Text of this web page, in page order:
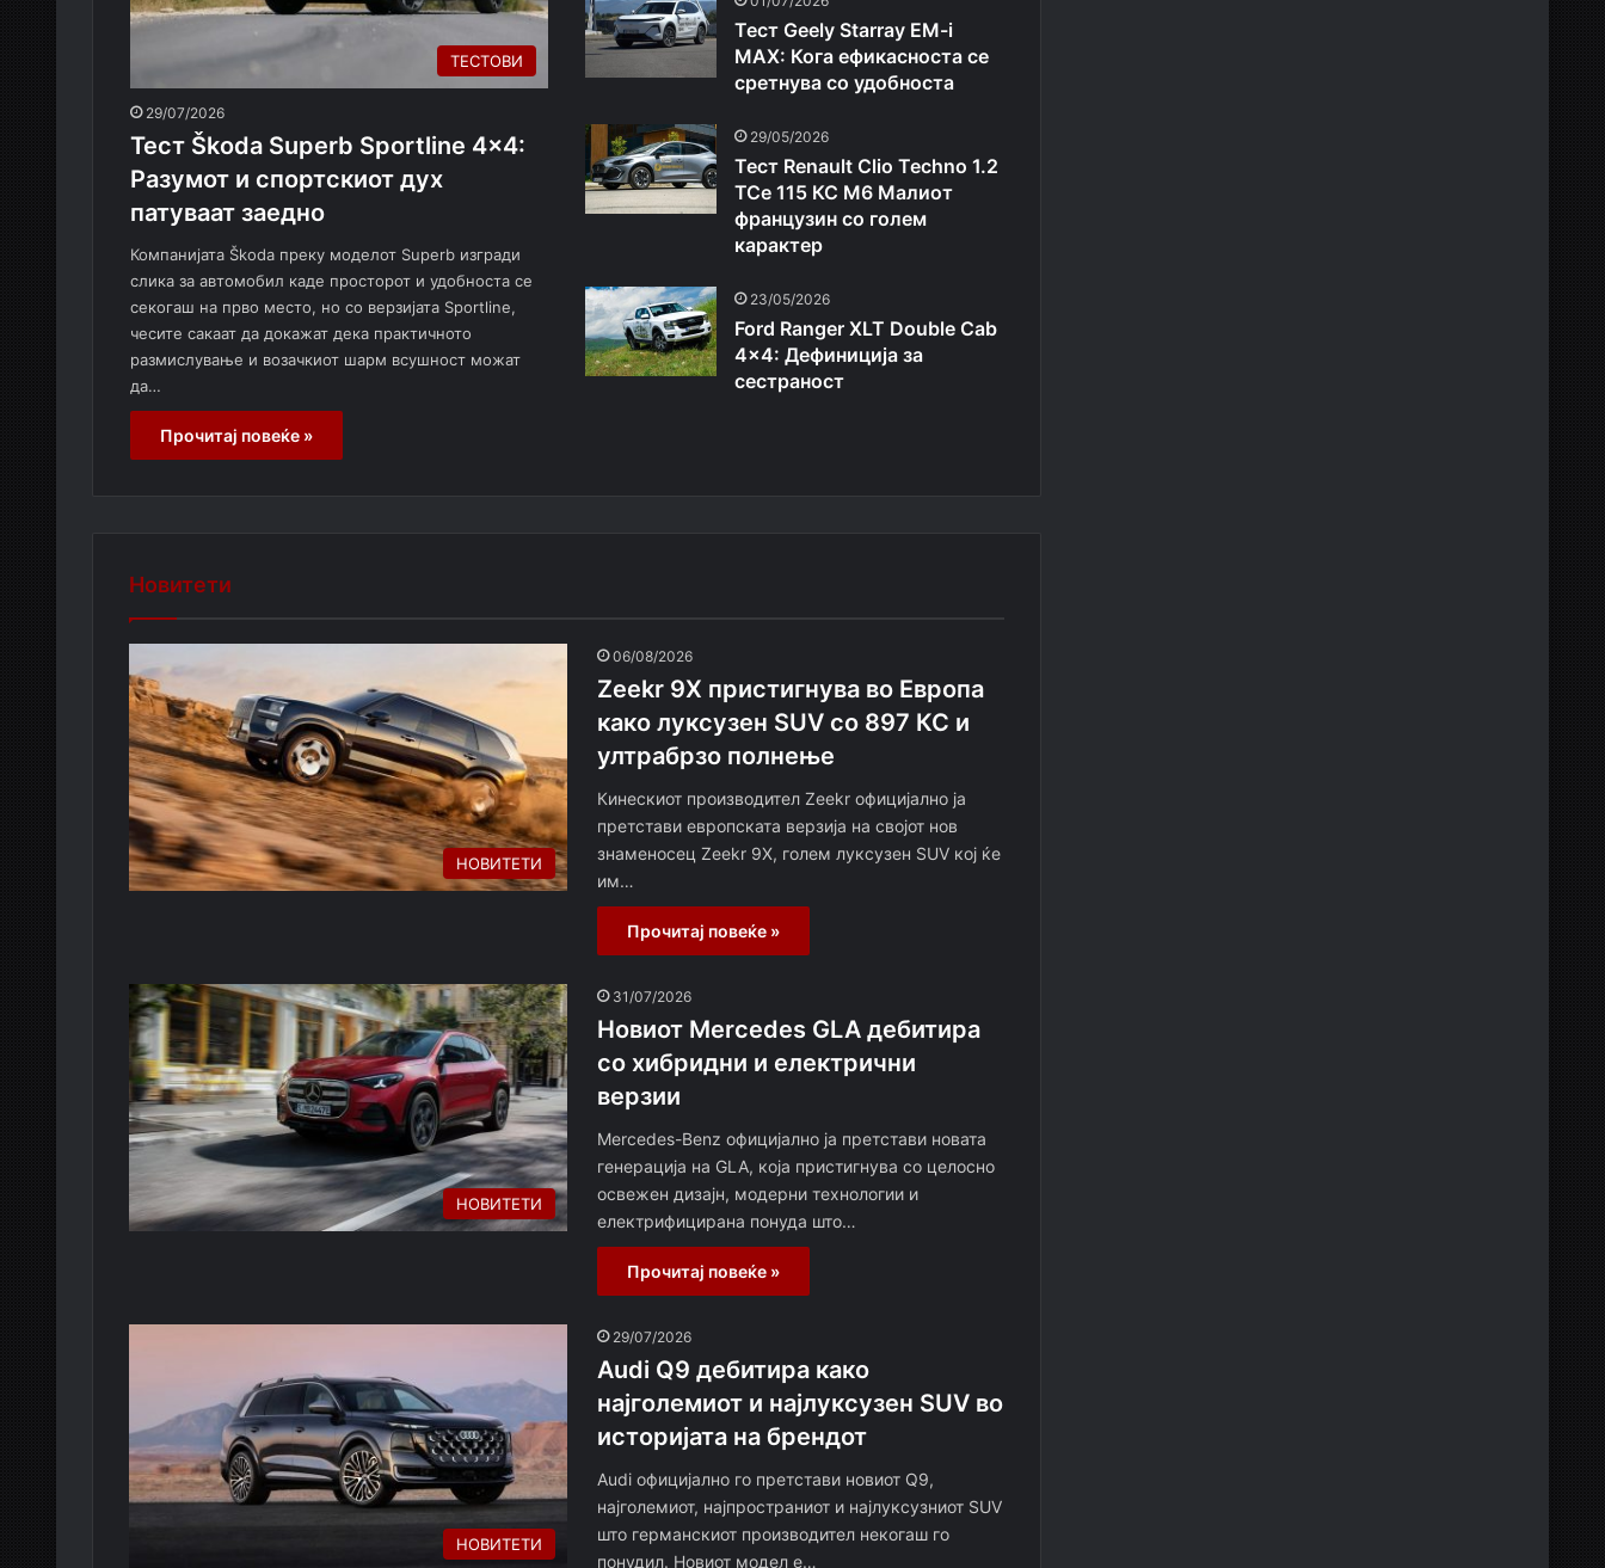
ТЕСТОВИ
29/07/2026
Тест Škoda Superb Sportline 4×4:
Разумот и спортскиот дух
патуваат заедно
Компанијата Škoda преку моделот Superb изгради
слика за автомобил каде просторот и удобноста се
секогаш на прво место, но со верзијата Sportline,
чесите сакаат да докажат дека практичното
размислување и возачкиот шарм всушност можат
да…
Прочитај повеќе »
Тест Geely Starray EM-i
МАХ: Кога ефикасноста се
сретнува со удобноста
29/05/2026
Тест Renault Clio Techno 1.2
TCe 115 КС M6 Малиот
французин со голем
карактер
23/05/2026
Ford Ranger XLT Double Cab
4×4: Дефиниција за
сестраност
Новитети
НОВИТЕТИ
06/08/2026
Zeekr 9X пристигнува во Европа
како луксузен SUV со 897 КС и
ултрабрзо полнење
Кинескиот производител Zeekr официјално ја
претстави европската верзија на својот нов
знаменосец Zeekr 9X, голем луксузен SUV кој ќе
им…
Прочитај повеќе »
НОВИТЕТИ
31/07/2026
Новиот Mercedes GLA дебитира
со хибридни и електрични
верзии
Mercedes-Benz официјално ја претстави новата
генерација на GLA, која пристигнува со целосно
освежен дизајн, модерни технологии и
електрифицирана понуда што…
Прочитај повеќе »
НОВИТЕТИ
29/07/2026
Audi Q9 дебитира како
најголемиот и најлуксузен SUV во
историјата на брендот
Audi официјално го претстави новиот Q9,
најголемиот, најпространиот и најлуксузниот SUV
што германскиот производител некогаш го
понудил. Новиот модел е…